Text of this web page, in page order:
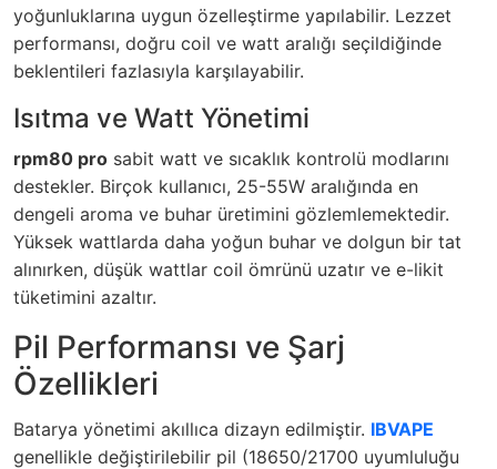
yoğunluklarına uygun özelleştirme yapılabilir. Lezzet
performansı, doğru coil ve watt aralığı seçildiğinde
beklentileri fazlasıyla karşılayabilir.
Isıtma ve Watt Yönetimi
rpm80 pro sabit watt ve sıcaklık kontrolü modlarını
destekler. Birçok kullanıcı, 25-55W aralığında en
dengeli aroma ve buhar üretimini gözlemlemektedir.
Yüksek wattlarda daha yoğun buhar ve dolgun bir tat
alınırken, düşük wattlar coil ömrünü uzatır ve e-likit
tüketimini azaltır.
Pil Performansı ve Şarj
Özellikleri
Batarya yönetimi akıllıca dizayn edilmiştir. IBVAPE
genellikle değiştirilebilir pil (18650/21700 uyumluluğu